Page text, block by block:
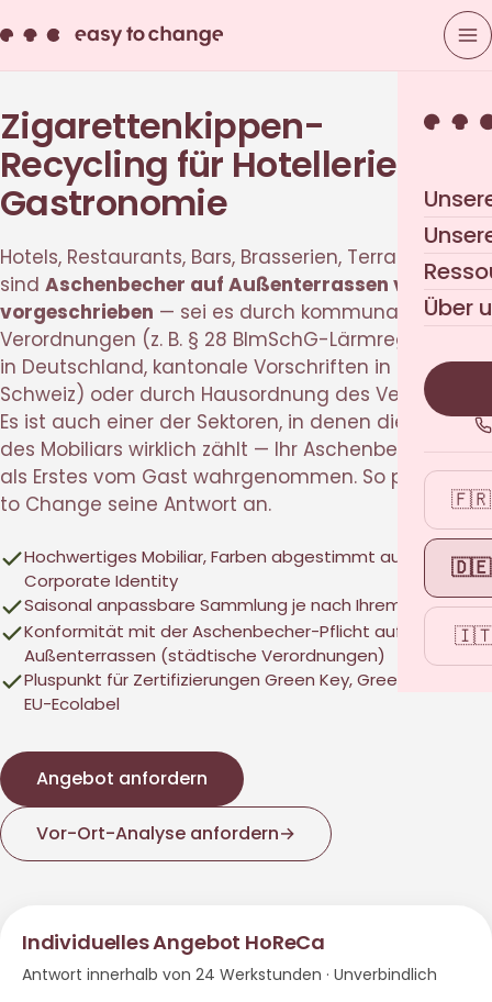
Über
🇫🇷
🇩🇪
Zigarettenkippen-
Recycling für Hotellerie und
Gastronomie
Hotels, Restaurants, Bars, Brasserien, Terrassen: Hier
sind Aschenbecher auf Außenterrassen vielerorts
vorgeschrieben — sei es durch kommunale
Verordnungen (z. B. § 28 BImSchG-Lärmregulierung
in Deutschland, kantonale Vorschriften in der
Schweiz) oder durch Hausordnung des Vermieters.
Es ist auch einer der Sektoren, in denen die Ästhetik
des Mobiliars wirklich zählt — Ihr Aschenbecher wird
als Erstes vom Gast wahrgenommen. So passt Easy
to Change seine Antwort an.
Hochwertiges Mobiliar, Farben abgestimmt auf Ihre
Corporate Identity
Saisonal anpassbare Sammlung je nach Ihrem Betrieb
Konformität mit der Aschenbecher-Pflicht auf
Außenterrassen (städtische Verordnungen)
Pluspunkt für Zertifizierungen Green Key, Green Globe,
EU-Ecolabel
Angebot anfordern
Vor-Ort-Analyse anfordern→
Individuelles Angebot HoReCa
Antwort innerhalb von 24 Werkstunden · Unverbindlich